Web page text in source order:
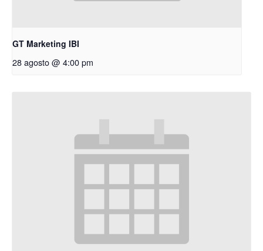
GT Marketing IBI
28 agosto @ 4:00 pm